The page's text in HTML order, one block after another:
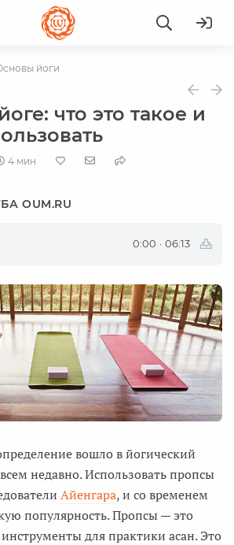
йоги
что это такое и
4 мин
OUM.RU
0:00 · 06:13
вошло в йогический
недавно. Использовать пропсы
Айенгара, и со временем
популярность. Пропсы — это
для практики асан. Это